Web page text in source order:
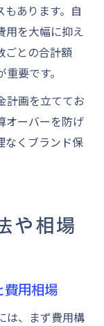
あります。自
用を大幅に抑え
ごとの合計額
要です。
計画を立ててお
オーバーを防げ
なくブランド保
や相場
費用相場
は、まず費用構